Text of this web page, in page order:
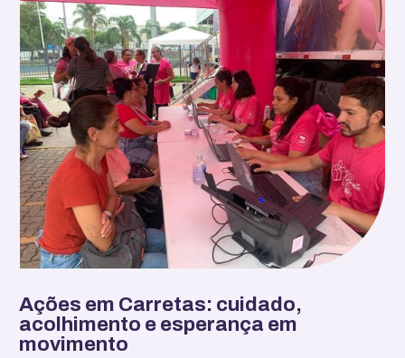
Ações em Carretas: cuidado,
acolhimento e esperança em
movimento